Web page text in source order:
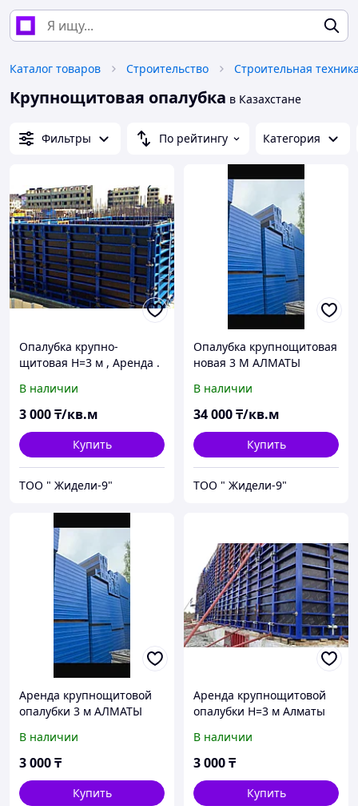
Каталог товаров Строительство
Крупнощитовая опалубка в Казахстане
Фильтры По рейтингу Категория
Опалубка крупно-
щитовая H=3 м , Аренда .
В наличии
3 000₸/кв.м
Купить
ТОО " Жидели-9"
Опалубка крупнощитовая
новая 3 М АЛМАТЫ
В наличии
34 000₸/кв.м
Купить
ТОО " Жидели-9"
Аренда крупнощитовой
опалубки 3 м АЛМАТЫ
В наличии
3 000₸
Купить
Аренда крупнощитовой
опалубки H=3 м Алматы
В наличии
3 000₸
Купить